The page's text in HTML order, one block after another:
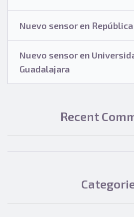
Nuevo sensor en
Nuevo sensor en
Guadalajara
Recent